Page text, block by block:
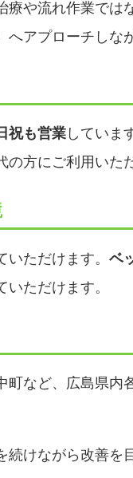
療や流れ作業では
へアプローチしな
祝も営業 していま
方にご利用いた
いただけます。ベ
ただけます。
町など、広島県内
続けながら改善を